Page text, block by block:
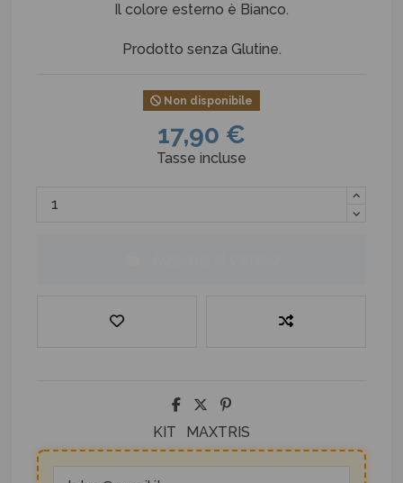
Il colore esterno è Bianco.
Prodotto senza Glutine.
Non disponibile
17,90 €
Tasse incluse
KIT MAXTRIS